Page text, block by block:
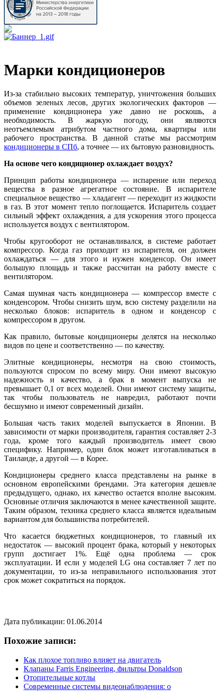
Марки кондиционеров
Из-за стабильно высоких температур, уничтожения больших
объемов зеленых лесов, других экологических факторов —
применение кондиционера уже давно не роскошь, а
необходимость. В жаркую погоду, они являются
неотъемлемым атрибутом частного дома, квартиры или
рабочего пространства. В данной статье мы рассмотрим
кондиционеры в СПб, а точнее — их бытовую разновидность.
На основе чего кондиционер охлаждает воздух?
Принцип работы кондиционера — испарение или переход
вещества в разное агрегатное состояние. В испарителе
специальное вещество — хладагент — переходит из жидкости
в газ. В этот момент тепло поглощается. Испаритель создает
сильный эффект охлаждения, а для ускорения этого процесса
используется воздух с вентилятором.
Чтобы кругооборот не останавливался, в системе работает
компрессор. Когда газ приходит из испарителя, он должен
охлаждаться — для этого и нужен конденсор. Он имеет
большую площадь и также рассчитан на работу вместе с
вентилятором.
Самая шумная часть кондиционера — компрессор вместе с
конденсором. Чтобы снизить шум, всю систему разделили на
несколько блоков: испаритель в одном и конденсор с
компрессором в другом.
Как правило, бытовые кондиционеры делятся на несколько
видов по цене и соответственно — по качеству.
Элитные кондиционеры, несмотря на свою стоимость,
пользуются спросом по всему миру. Они имеют высокую
надежность и качество, а брак в момент выпуска не
превышает 0,1 от всех моделей. Они имеют систему защиты,
так чтобы пользователь не навредил, работают почти
бесшумно и имеют современный дизайн.
Большая часть таких моделей выпускается в Японии. В
зависимости от марки производителя, гарантия составляет 2-3
года, кроме того каждый производитель имеет свою
специфику. Например, один блок может изготавливаться в
Таиланде, а другой — в Корее.
Кондиционеры среднего класса представлены на рынке в
основном европейскими брендами. Эта категория дешевле
предыдущего, однако, их качество остается вполне высоким.
Основные отличия заключаются в менее качественной защите.
Таким образом, техника среднего класса является идеальным
вариантом для большинства потребителей.
Что касается бюджетных кондиционеров, то главный их
недостаток — высокий процент брака, который у некоторых
групп достигает 1%. Ещё одна проблема — срок
эксплуатации. И если у моделей LG она составляет 7 лет по
документации, то из-за неправильного использования этот
срок может сократиться на порядок.
Дата публикации: 01.06.2014
Похожие записи:
Как плохое топливо влияет на двигатель
Клапаны Farris Engineering, фильтры Donaldson
Отопительные котлы
Современные системы видеонаблюдения: о